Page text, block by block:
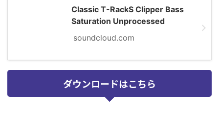
Classic T-RackS Clipper Bass
Saturation Unprocessed
soundcloud.com
ダウンロードはこちら